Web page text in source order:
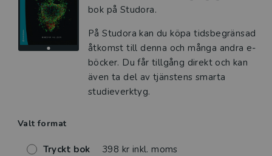
bok på Studora.
På Studora kan du köpa tidsbegränsad
åtkomst till denna och många andra e-
böcker. Du får tillgång direkt och kan
även ta del av tjänstens smarta
studieverktyg.
Valt format
Tryckt bok 398 kr inkl. moms